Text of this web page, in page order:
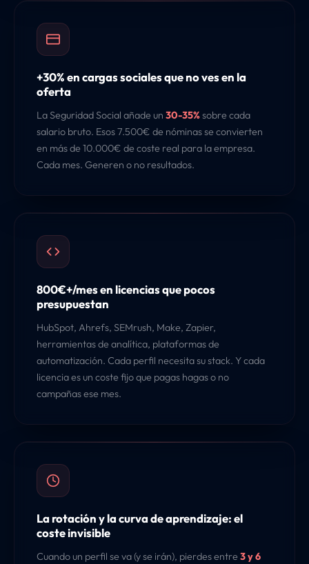
+30% en cargas sociales que no ves en la
oferta
La Seguridad Social añade un 30-35%sobre cada
salario bruto. Esos 7.500€ de nóminas se convierten
en más de 10.000€ de coste real para la empresa.
Cada mes. Generen o no resultados.
800€+/mes en licencias que pocos
presupuestan
HubSpot, Ahrefs, SEMrush, Make, Zapier,
herramientas de analítica, plataformas de
automatización. Cada perfil necesita su stack. Y cada
licencia es un coste fijo que pagas hagas o no
campañas ese mes.
La rotación y la curva de aprendizaje: el
coste invisible
Cuando un perfil se va (y se irán), pierdes entre3 y 6